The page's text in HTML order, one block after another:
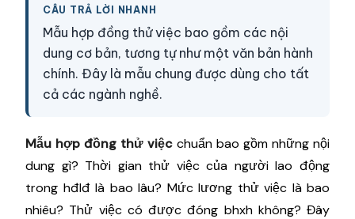
CÂU TRẢ LỜI NHANH
Mẫu hợp đồng thử việc bao gồm các nội
dung cơ bản, tương tự như một văn bản hành
chính. Đây là mẫu chung được dùng cho tất
cả các ngành nghề.
Mẫu hợp đồng thử việc chuẩn bao gồm những nội
dung gì? Thời gian thử việc của người lao động
trong hđlđ là bao lâu? Mức lương thử việc là bao
nhiêu? Thử việc có được đóng bhxh không? Đây